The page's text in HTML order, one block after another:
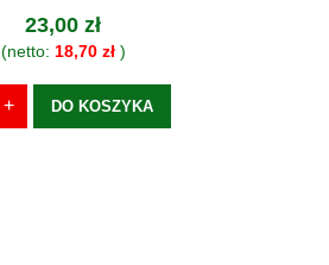
23,00 zł
(netto: 18,70 zł)
DO KOSZYKA